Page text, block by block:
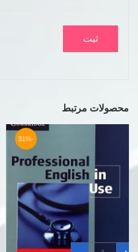
محصولات مرتبط
-31%
کتاب